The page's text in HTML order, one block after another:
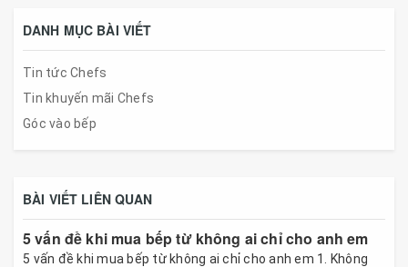
DANH MỤC BÀI VIẾT
Tin tức Chefs
Tin khuyến mãi Chefs
Góc vào bếp
BÀI VIẾT LIÊN QUAN
5 vấn đề khi mua bếp từ không ai chỉ cho anh em
5 vấn đề khi mua bếp từ không ai chỉ cho anh em 1. Không